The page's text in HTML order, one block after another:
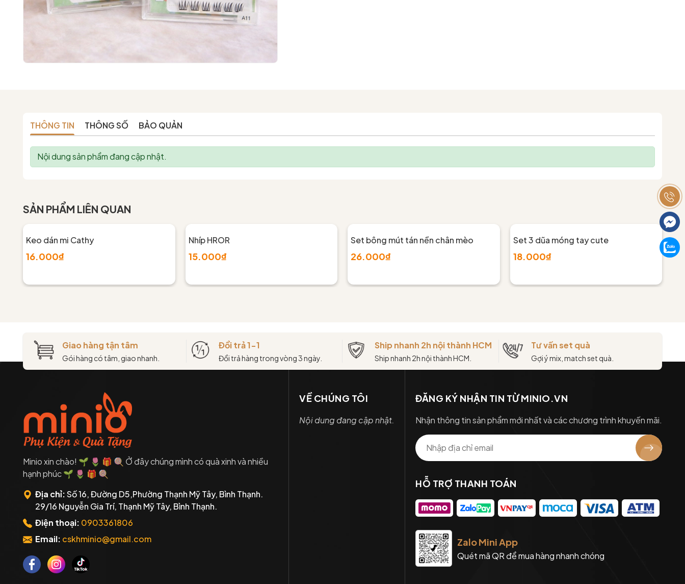
THÔNG TIN THÔNG SỐ BẢO QUẢN
Nội dung sản phẩm đang cập nhật.
SẢN PHẨM LIÊN QUAN
Keo dán mi Cathy
16.000₫
Nhíp HROR
15.000₫
Set bông mút tán nền chân mèo
26.000₫
Set 3 dũa móng tay cute
18.000₫
Giao hàng tận tâm
Gói hàng có tâm, giao nhanh.
Đổi trả 1-1
Đổi trả hàng trong vòng 3 ngày.
Ship nhanh 2h nội thành HCM
Ship nhanh 2h nội thành HCM.
Tư vấn set quà
Gợi ý mix, match set quà.
Minio xin chào! 🌱 🌷 🎁 🍭 Ở đây chúng mình có quà xinh và nhiều
hạnh phúc 🌱 🌷 🎁 🍭
Địa chỉ:Số 16, Đường D5,Phường Thạnh Mỹ Tây, Bình Thạnh.
29/16 Nguyễn Gia Trí, Thạnh Mỹ Tây, Bình Thạnh.
Điện thoại: 0903361806
Email: cskhminio@gmail.com
VỀ CHÚNG TÔI
Nội dung đang cập nhật.
ĐĂNG KÝ NHẬN TIN TỪ MINIO.VN
Nhận thông tin sản phẩm mới nhất và các chương trình khuyến mãi.
HỖ TRỢ THANH TOÁN
Zalo Mini App
Quét mã QR để mua hàng nhanh chóng